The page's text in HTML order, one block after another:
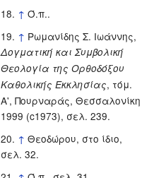
↑ Ό.π..
↑ Ρωμανίδης Σ. Ιωάννης,
Δογματική και Συμβολική
Θεολογία της Ορθοδόξου
Καθολικής Εκκλησίας, τόμ.
Α', Πουρναράς, Θεσσαλονίκη
1999 (c1973), σελ. 239.
↑ Θεοδώρου, στο ίδιο,
σελ. 32.